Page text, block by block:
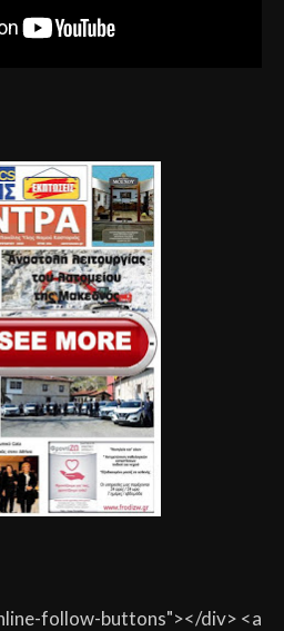
follow-buttons"></div> <a